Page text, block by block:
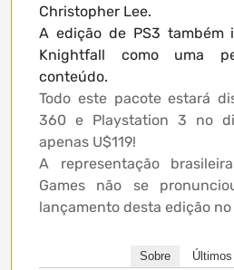
Christopher Lee.
A edição de PS3 também
Knightfall como uma
conteúdo.
Todo este pacote estará
360 e Playstation 3 no
apenas U$119!
A representação
Games não se
lançamento desta edição no
Sobre